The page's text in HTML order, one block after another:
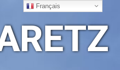
Français